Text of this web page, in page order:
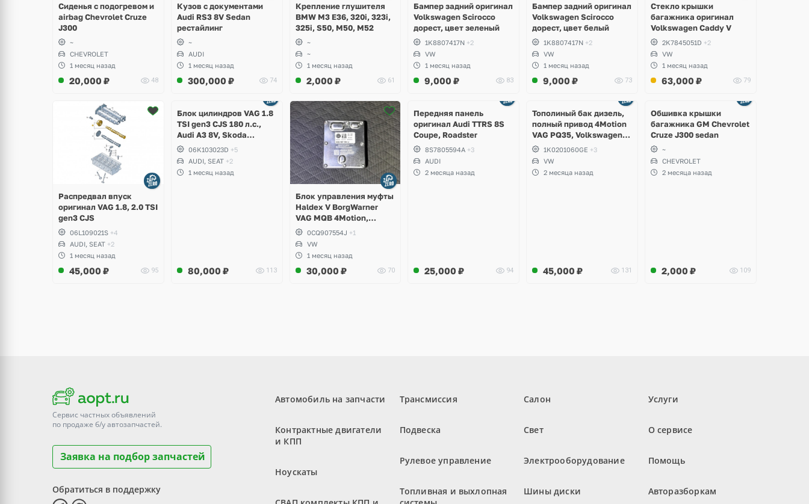
Сиденья с подогревом и
airbag Chevrolet Cruze
J300
~
CHEVROLET
1 месяц назад
20,000 ₽ 48
Кузов с документами
Audi RS3 8V Sedan
рестайлинг
~
AUDI
1 месяц назад
300,000 ₽ 74
Крепление глушителя
BMW M3 E36, 320i, 323i,
325i, S50, M50, M52
~
~
1 месяц назад
2,000 ₽ 61
Бампер задний оригинал
Volkswagen Scirocco
дорест, цвет зеленый
1K8807417N +2
VW
1 месяц назад
9,000 ₽ 83
Бампер задний оригинал
Volkswagen Scirocco
дорест, цвет белый
1K8807417N +2
VW
1 месяц назад
9,000 ₽ 73
Стекло крышки
багажника оригинал
Volkswagen Caddy V
2K7845051D +2
VW
1 месяц назад
63,000 ₽ 79
Распредвал впуск
оригинал VAG 1.8, 2.0 TSI
gen3 CJS
06L109021S +4
AUDI, SEAT +2
1 месяц назад
45,000 ₽ 95
2 фото
Блок цилиндров VAG 1.8
TSI gen3 CJS 180 л.с.,
Audi A3 8V, Skoda
Octavia A7, Superb,
Volkswagen Passat B8,
Golf VII Alltrack, Seat
Leon
06K103023D +5
AUDI, SEAT +2
1 месяц назад
80,000 ₽ 113
Блок управления муфты
Haldex V BorgWarner
VAG MQB 4Motion,
Volkswagen Tiguan
0CQ907554J +1
VW
1 месяц назад
30,000 ₽ 70
2 фото
Передняя панель
оригинал Audi TTRS 8S
Coupe, Roadster
8S7805594A +3
AUDI
2 месяца назад
25,000 ₽ 94
Тополиный бак дизель,
полный привод 4Motion
VAG PQ35, Volkswagen
Scirocco, Golf V, VI,
Skoda Yeti, Octavia A5,
Superb, Audi A3, Seat
Altea
1K0201060GE +3
VW
2 месяца назад
45,000 ₽ 131
Обшивка крышки
багажника GM Chevrolet
Cruze J300 sedan
~
CHEVROLET
2 месяца назад
2,000 ₽ 109
Сервис частных объявлений
по продаже б/уавтозапчастей.
Заявка на подбор запчастей
Обратиться в поддержку
Автомобиль на запчасти
Контрактные двигатели
и КПП
Ноускаты
Трансмиссия
Подвеска
Рулевое управление
Топливная и выхлопная
Салон
Свет
Электрооборудование
Шины диски
Услуги
О сервисе
Помощь
Авторазборкам